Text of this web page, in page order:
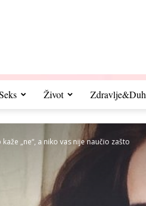
Život Zdravlje&Duh
„ne“, a niko vas nije naučio zašto